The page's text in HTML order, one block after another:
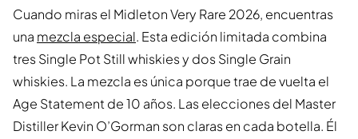
Cuando miras el Midleton Very Rare 2026, encuentras
una mezcla especial. Esta edición limitada combina
tres Single Pot Still whiskies y dos Single Grain
whiskies. La mezcla es única porque trae de vuelta el
Age Statement de 10 años. Las elecciones del Master
Distiller Kevin O’Gorman son claras en cada botella. Él